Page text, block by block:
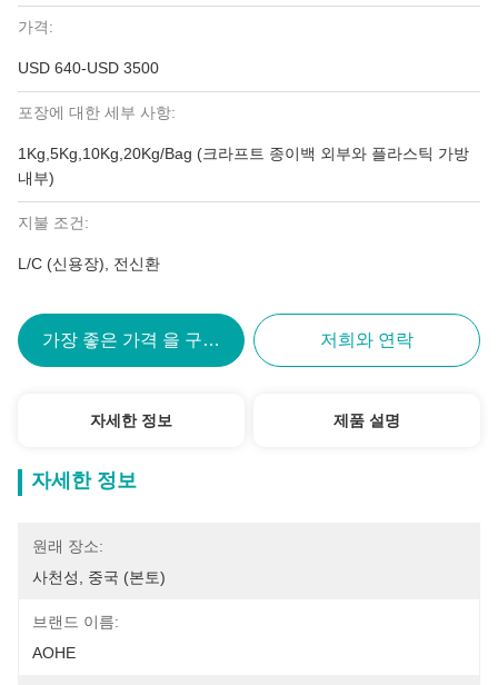
가격:
USD 640-USD 3500
포장에 대한 세부 사항:
1Kg,5Kg,10Kg,20Kg/Bag (크라프트 종이백 외부와 플라스틱 가방
내부)
지불 조건:
L/C (신용장), 전신환
가장 좋은 가격 을 구하라 저희와 연락
자세한 정보 제품 설명
자세한 정보
원래 장소:
사천성, 중국 (본토)
브랜드 이름:
AOHE